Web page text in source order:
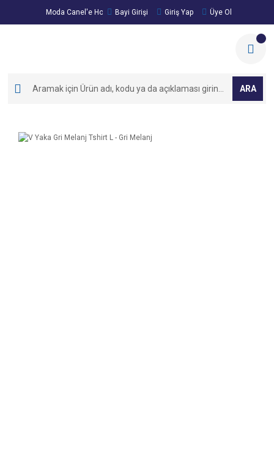
Moda Canel'e Hoşgeldiniz!
Bayi Girişi Giriş Yap Üye Ol
ARA